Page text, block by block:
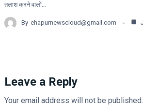
तलाश करने वालों…
By ehapurnewscloud@gmail.com
Leave a Reply
Your email address will not be published.